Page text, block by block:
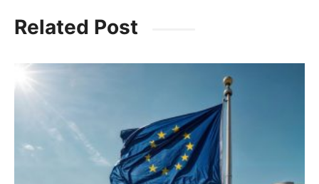
c
e
b
k
itt
er
ai
l
at
s
A a
Related Post